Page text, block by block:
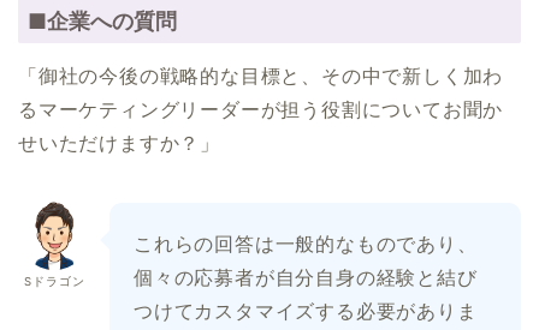
■企業への質問
「御社の今後の戦略的な目標と、その中で新しく加わ
るマーケティングリーダーが担う役割についてお聞か
せいただけますか？」
Sドラゴン
これらの回答は一般的なものであり、
個々の応募者が自分自身の経験と結び
つけてカスタマイズする必要がありま